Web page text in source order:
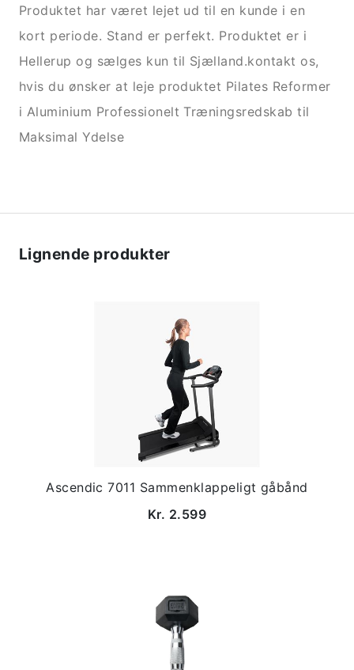
Produktet har været lejet ud til en kunde i en
kort periode. Stand er perfekt. Produktet er i
Hellerup og sælges kun til Sjælland.kontakt os,
hvis du ønsker at leje produktet Pilates Reformer
i Aluminium Professionelt Træningsredskab til
Maksimal Ydelse
Lignende produkter
Ascendic 7011 Sammenklappeligt gåbånd
Kr. 2.599